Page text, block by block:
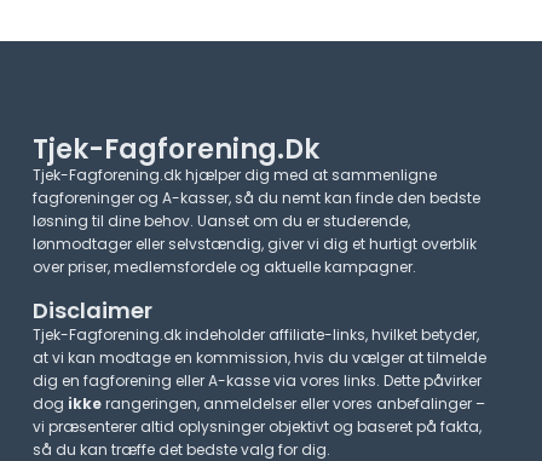
Tjek-Fagforening.dk
Tjek-Fagforening.dk hjælper dig med at sammenligne
fagforeninger og A-kasser, så du nemt kan finde den bedste
løsning til dine behov. Uanset om du er studerende,
lønmodtager eller selvstændig, giver vi dig et hurtigt overblik
over priser, medlemsfordele og aktuelle kampagner.​
Disclaimer
Tjek-Fagforening.dk indeholder affiliate-links, hvilket betyder,
at vi kan modtage en kommission, hvis du vælger at tilmelde
dig en fagforening eller A-kasse via vores links. Dette påvirker
dog ikkerangeringen, anmeldelser eller vores anbefalinger –
vi præsenterer altid oplysninger objektivt og baseret på fakta,
så du kan træffe det bedste valg for dig.